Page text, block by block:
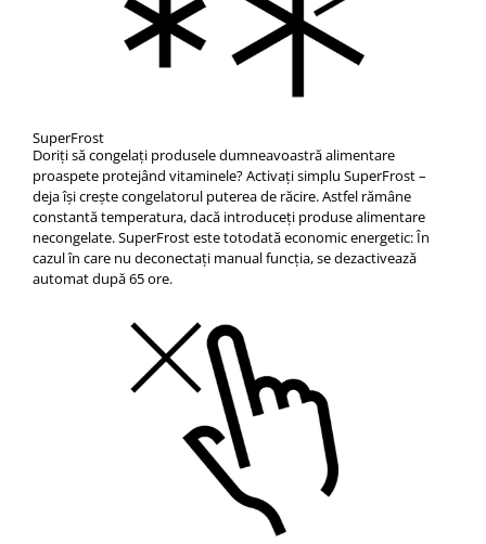
SuperFrost
Doriţi să congelaţi produsele dumneavoastră alimentare
proaspete protejând vitaminele? Activaţi simplu SuperFrost –
deja îşi creşte congelatorul puterea de răcire. Astfel rămâne
constantă temperatura, dacă introduceţi produse alimentare
necongelate. SuperFrost este totodată economic energetic: În
cazul în care nu deconectaţi manual funcţia, se dezactivează
automat după 65 ore.